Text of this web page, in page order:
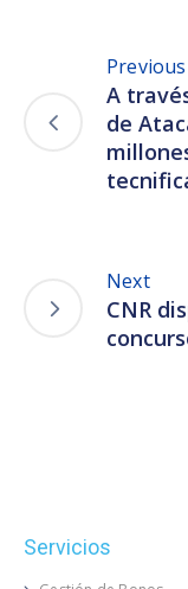
Previous
A
de
Next
CNR
Servicios